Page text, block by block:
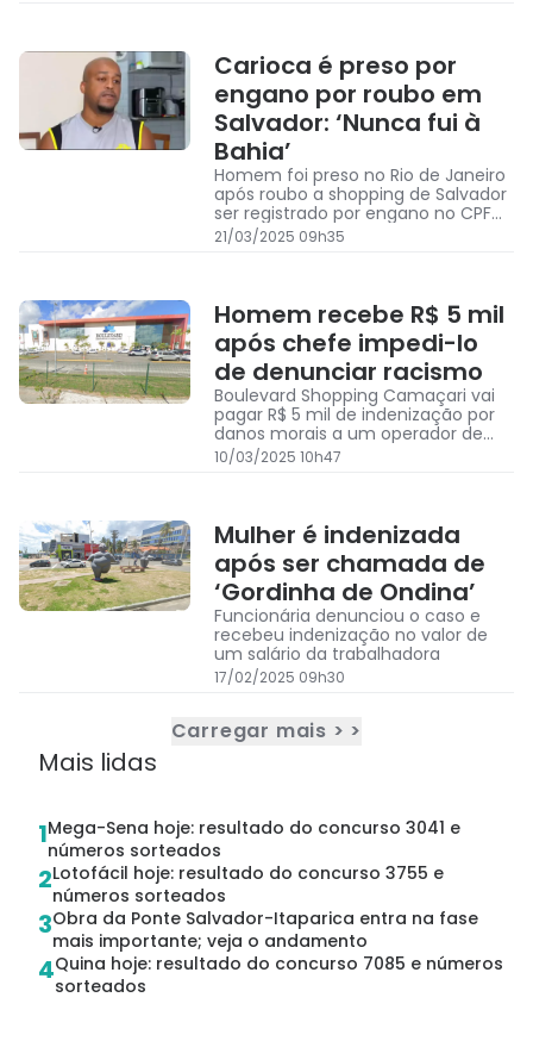
Carioca é preso por
engano por roubo em
Salvador: ‘Nunca fui à
Bahia’
Homem foi preso no Rio de Janeiro
após roubo a shopping de Salvador
ser registrado por engano no CPF
do carioca
21/03/2025 09h35
Homem recebe R$ 5 mil
após chefe impedi-lo
de denunciar racismo
Boulevard Shopping Camaçari vai
pagar R$ 5 mil de indenização por
danos morais a um operador de
câmera de segurança
10/03/2025 10h47
Mulher é indenizada
após ser chamada de
‘Gordinha de Ondina’
Funcionária denunciou o caso e
recebeu indenização no valor de
um salário da trabalhadora
17/02/2025 09h30
Carregar mais > >
Mais lidas
1Mega-Sena hoje: resultado do concurso 3041 e
números sorteados
2Lotofácil hoje: resultado do concurso 3755 e
números sorteados
3Obra da Ponte Salvador-Itaparica entra na fase
mais importante; veja o andamento
4Quina hoje: resultado do concurso 7085 e números
sorteados